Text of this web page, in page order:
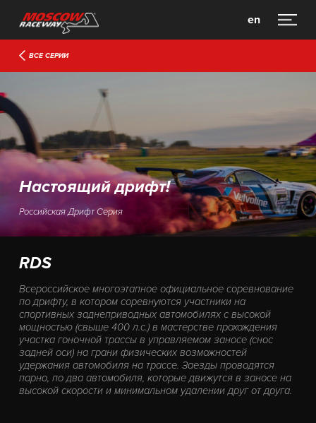
en
ВСЕ СЕРИИ
Настоящий дрифт!
Российская Дрифт Серия
RDS
Всероссийское многоэтапное официальное соревнование
по дрифту, в котором соревнуются участники на
спортивных заднеприводных автомобилях с высокой
мощностью (свыше 400 л.с.) в мастерстве прохождения
участка гоночной трассы в управляемом заносе (снос
задней оси) на грани физических возможностей
удержания автомобиля на трассе. Заезды проводятся
парно, по два автомобиля, которые движутся в заносе на
высокой скорости и минимальном удалении друг от друга.